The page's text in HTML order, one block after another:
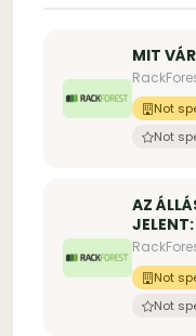
MIT
Not
Not
AZ
JELENT:
Not
Not